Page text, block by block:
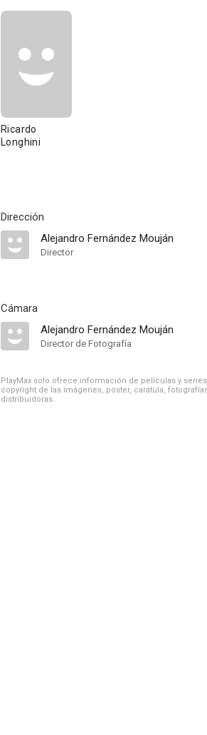
Ricardo
Longhini
Dirección
Alejandro Fernández Mouján
Director
Cámara
Alejandro Fernández Mouján
Director de Fotografía
PlayMax solo ofrece información de películas y
copyright de las imágenes, póster, carátula,
distribuidoras.